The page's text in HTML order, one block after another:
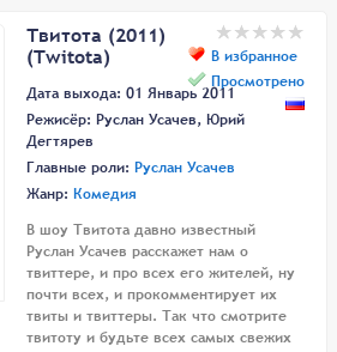
В избранное
Просмотрено
Твитота (2011)
(Twitota)
Дата выхода: 01 Январь 2011
Режисёр: Руслан Усачев, Юрий
Дегтярев
Главные роли: Руслан Усачев
Жанр: Комедия
В шоу Твитота давно известный
Руслан Усачев расскажет нам о
твиттере, и про всех его жителей, ну
почти всех, и прокомментирует их
твиты и твиттеры. Так что смотрите
твитоту и будьте всех самых свежих